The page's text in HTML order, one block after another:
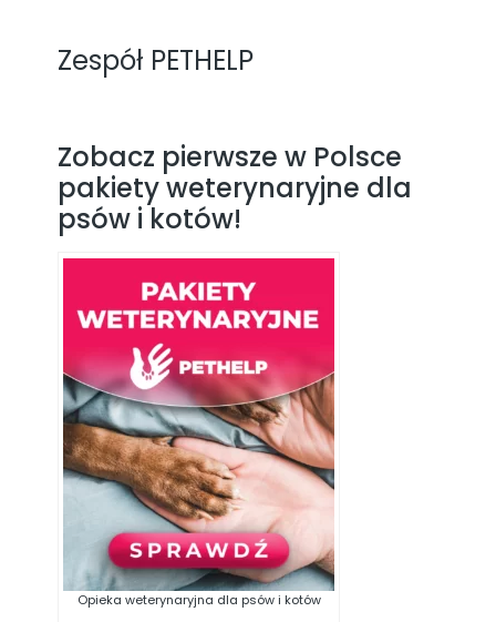
Zespół PETHELP
Zobacz pierwsze w Polsce
pakiety weterynaryjne dla
psów i kotów!
Opieka weterynaryjna dla psów i kotów